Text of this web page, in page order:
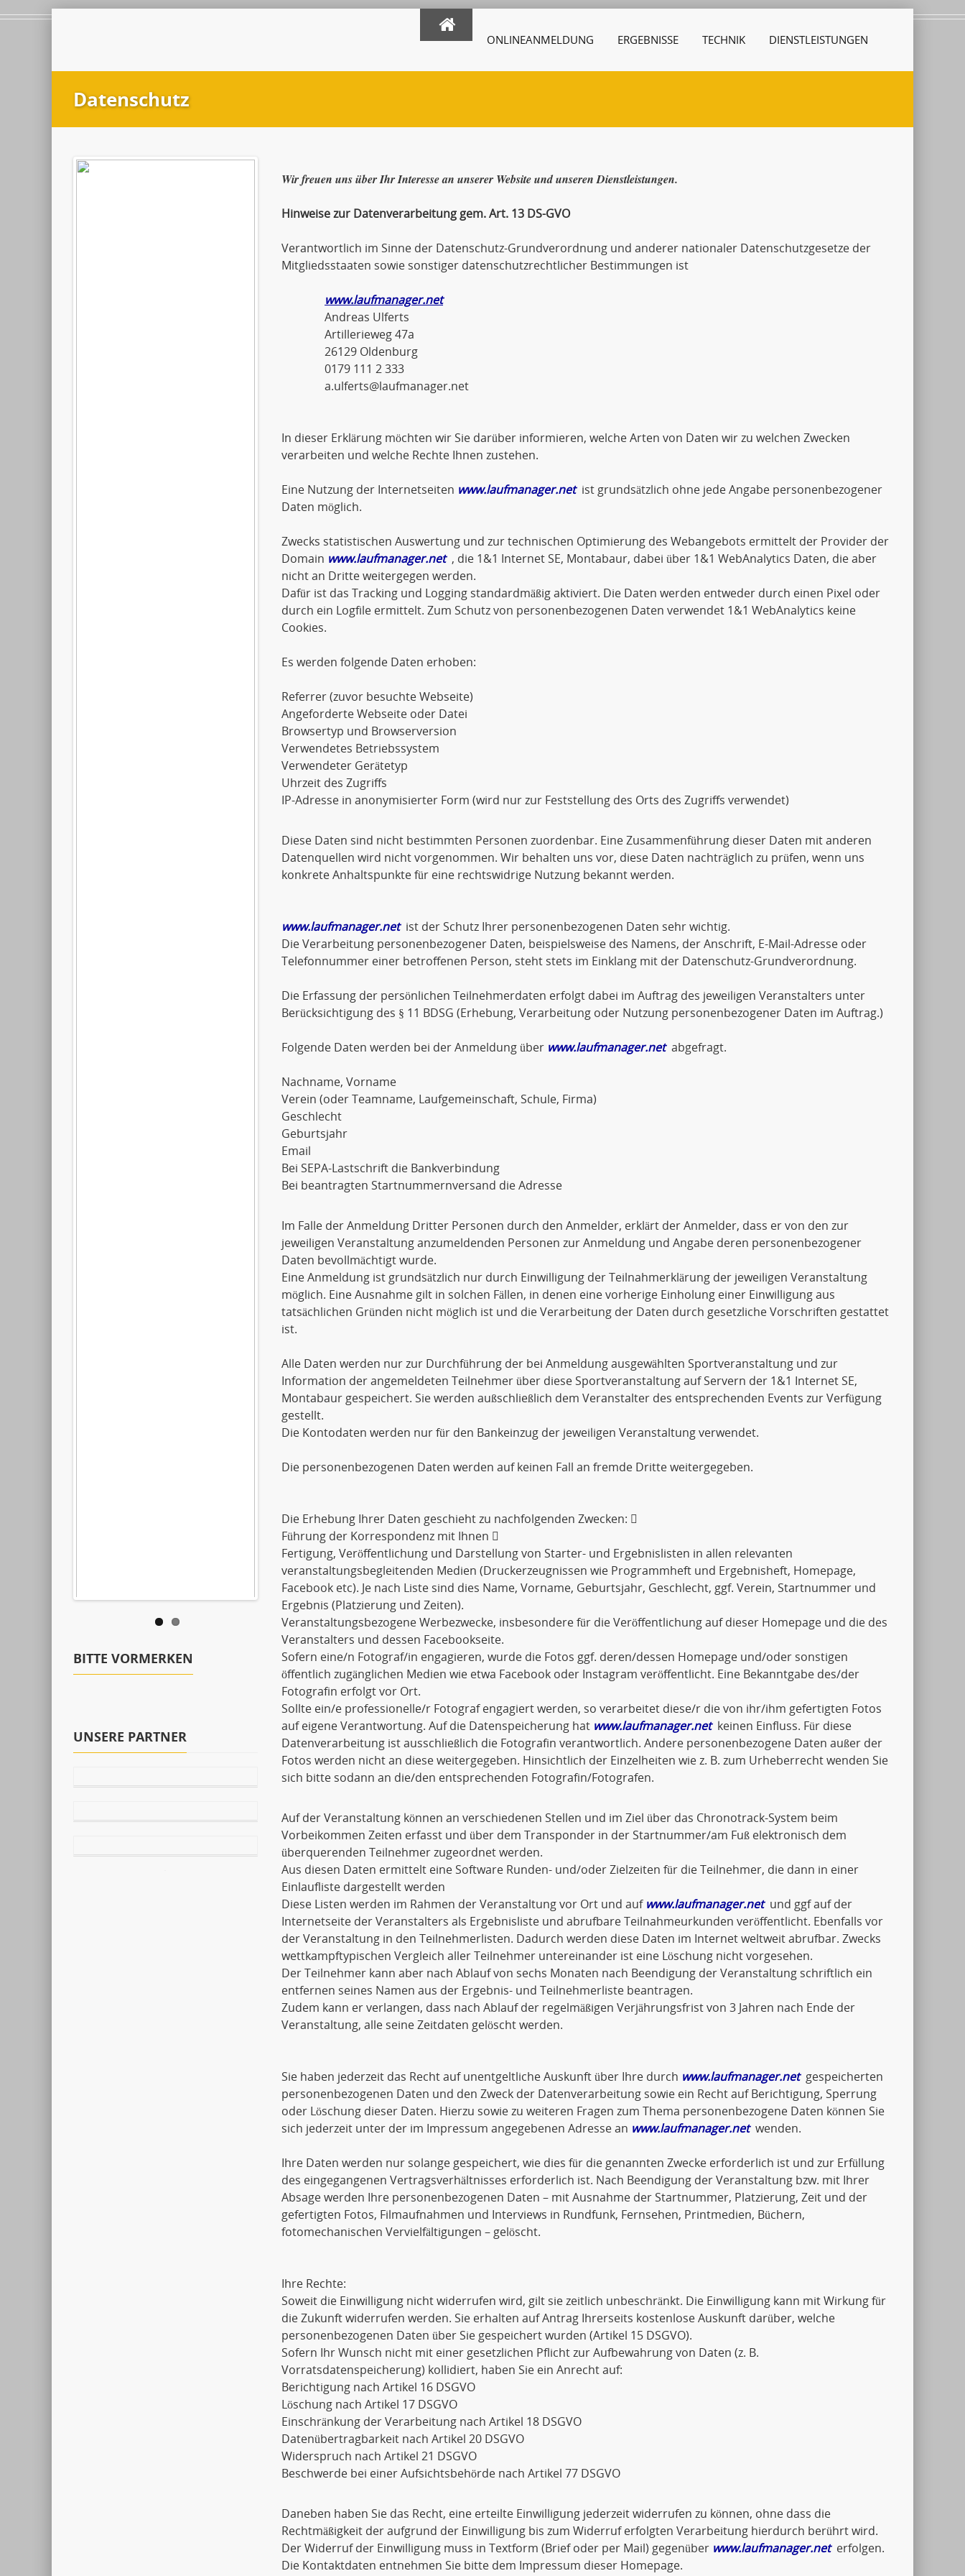
ONLINEANMELDUNG ERGEBNISSE TECHNIK DIENSTLEISTUNGEN
Datenschutz
BITTE VORMERKEN
UNSERE PARTNER
Wir freuen uns über Ihr Interesse an unserer Website und unseren Dienstleistungen.
Hinweise zur Datenverarbeitung gem. Art. 13 DS-GVO
Verantwortlich im Sinne der Datenschutz-Grundverordnung und anderer nationaler Datenschutzgesetze der
Mitgliedsstaaten sowie sonstiger datenschutzrechtlicher Bestimmungen ist
www.laufmanager.net
Andreas Ulferts
Artillerieweg 47a
26129 Oldenburg
0179 111 2 333
a.ulferts@laufmanager.net
In dieser Erklärung möchten wir Sie darüber informieren, welche Arten von Daten wir zu welchen Zwecken
verarbeiten und welche Rechte Ihnen zustehen.
Eine Nutzung der Internetseiten www.laufmanager.netist grundsätzlich ohne jede Angabe personenbezogener
Daten möglich.
Zwecks statistischen Auswertung und zur technischen Optimierung des Webangebots ermittelt der Provider der
Domain www.laufmanager.net, die 1&1 Internet SE, Montabaur, dabei über 1&1 WebAnalytics Daten, die aber
nicht an Dritte weitergegen werden.
Dafür ist das Tracking und Logging standardmäßig aktiviert. Die Daten werden entweder durch einen Pixel oder
durch ein Logfile ermittelt. Zum Schutz von personenbezogenen Daten verwendet 1&1 WebAnalytics keine
Cookies.
Es werden folgende Daten erhoben:
Referrer (zuvor besuchte Webseite)
Angeforderte Webseite oder Datei
Browsertyp und Browserversion
Verwendetes Betriebssystem
Verwendeter Gerätetyp
Uhrzeit des Zugriffs
IP-Adresse in anonymisierter Form (wird nur zur Feststellung des Orts des Zugriffs verwendet)
Diese Daten sind nicht bestimmten Personen zuordenbar. Eine Zusammenführung dieser Daten mit anderen
Datenquellen wird nicht vorgenommen. Wir behalten uns vor, diese Daten nachträglich zu prüfen, wenn uns
konkrete Anhaltspunkte für eine rechtswidrige Nutzung bekannt werden.
www.laufmanager.netist der Schutz Ihrer personenbezogenen Daten sehr wichtig.
Die Verarbeitung personenbezogener Daten, beispielsweise des Namens, der Anschrift, E-Mail-Adresse oder
Telefonnummer einer betroffenen Person, steht stets im Einklang mit der Datenschutz-Grundverordnung.
Die Erfassung der persönlichen Teilnehmerdaten erfolgt dabei im Auftrag des jeweiligen Veranstalters unter
Berücksichtigung des § 11 BDSG (Erhebung, Verarbeitung oder Nutzung personenbezogener Daten im Auftrag.)
Folgende Daten werden bei der Anmeldung über www.laufmanager.netabgefragt.
Nachname, Vorname
Verein (oder Teamname, Laufgemeinschaft, Schule, Firma)
Geschlecht
Geburtsjahr
Email
Bei SEPA-Lastschrift die Bankverbindung
Bei beantragten Startnummernversand die Adresse
Im Falle der Anmeldung Dritter Personen durch den Anmelder, erklärt der Anmelder, dass er von den zur
jeweiligen Veranstaltung anzumeldenden Personen zur Anmeldung und Angabe deren personenbezogener
Daten bevollmächtigt wurde.
Eine Anmeldung ist grundsätzlich nur durch Einwilligung der Teilnahmerklärung der jeweiligen Veranstaltung
möglich. Eine Ausnahme gilt in solchen Fällen, in denen eine vorherige Einholung einer Einwilligung aus
tatsächlichen Gründen nicht möglich ist und die Verarbeitung der Daten durch gesetzliche Vorschriften gestattet
ist.
Alle Daten werden nur zur Durchführung der bei Anmeldung ausgewählten Sportveranstaltung und zur
Information der angemeldeten Teilnehmer über diese Sportveranstaltung auf Servern der 1&1 Internet SE,
Montabaur gespeichert. Sie werden außschließlich dem Veranstalter des entsprechenden Events zur Verfügung
gestellt.
Die Kontodaten werden nur für den Bankeinzug der jeweiligen Veranstaltung verwendet.
Die personenbezogenen Daten werden auf keinen Fall an fremde Dritte weitergegeben.
Die Erhebung Ihrer Daten geschieht zu nachfolgenden Zwecken: 
Führung der Korrespondenz mit Ihnen 
Fertigung, Veröffentlichung und Darstellung von Starter- und Ergebnislisten in allen relevanten
veranstaltungsbegleitenden Medien (Druckerzeugnissen wie Programmheft und Ergebnisheft, Homepage,
Facebook etc). Je nach Liste sind dies Name, Vorname, Geburtsjahr, Geschlecht, ggf. Verein, Startnummer und
Ergebnis (Platzierung und Zeiten).
Veranstaltungsbezogene Werbezwecke, insbesondere für die Veröffentlichung auf dieser Homepage und die des
Veranstalters und dessen Facebookseite.
Sofern eine/n Fotograf/in engagieren, wurde die Fotos ggf. deren/dessen Homepage und/oder sonstigen
öffentlich zugänglichen Medien wie etwa Facebook oder Instagram veröffentlicht. Eine Bekanntgabe des/der
Fotografin erfolgt vor Ort.
Sollte ein/e professionelle/r Fotograf engagiert werden, so verarbeitet diese/r die von ihr/ihm gefertigten Fotos
auf eigene Verantwortung. Auf die Datenspeicherung hat www.laufmanager.netkeinen Einfluss. Für diese
Datenverarbeitung ist ausschließlich die Fotografin verantwortlich. Andere personenbezogene Daten außer der
Fotos werden nicht an diese weitergegeben. Hinsichtlich der Einzelheiten wie z. B. zum Urheberrecht wenden Sie
sich bitte sodann an die/den entsprechenden Fotografin/Fotografen.
Auf der Veranstaltung können an verschiedenen Stellen und im Ziel über das Chronotrack-System beim
Vorbeikommen Zeiten erfasst und über dem Transponder in der Startnummer/am Fuß elektronisch dem
überquerenden Teilnehmer zugeordnet werden.
Aus diesen Daten ermittelt eine Software Runden- und/oder Zielzeiten für die Teilnehmer, die dann in einer
Einlaufliste dargestellt werden
Diese Listen werden im Rahmen der Veranstaltung vor Ort und auf www.laufmanager.netund ggf auf der
Internetseite der Veranstalters als Ergebnisliste und abrufbare Teilnahmeurkunden veröffentlicht. Ebenfalls vor
der Veranstaltung in den Teilnehmerlisten. Dadurch werden diese Daten im Internet weltweit abrufbar. Zwecks
wettkampftypischen Vergleich aller Teilnehmer untereinander ist eine Löschung nicht vorgesehen.
Der Teilnehmer kann aber nach Ablauf von sechs Monaten nach Beendigung der Veranstaltung schriftlich ein
entfernen seines Namen aus der Ergebnis- und Teilnehmerliste beantragen.
Zudem kann er verlangen, dass nach Ablauf der regelmäßigen Verjährungsfrist von 3 Jahren nach Ende der
Veranstaltung, alle seine Zeitdaten gelöscht werden.
Sie haben jederzeit das Recht auf unentgeltliche Auskunft über Ihre durch www.laufmanager.netgespeicherten
personenbezogenen Daten und den Zweck der Datenverarbeitung sowie ein Recht auf Berichtigung, Sperrung
oder Löschung dieser Daten. Hierzu sowie zu weiteren Fragen zum Thema personenbezogene Daten können Sie
sich jederzeit unter der im Impressum angegebenen Adresse an www.laufmanager.netwenden.
Ihre Daten werden nur solange gespeichert, wie dies für die genannten Zwecke erforderlich ist und zur Erfüllung
des eingegangenen Vertragsverhältnisses erforderlich ist. Nach Beendigung der Veranstaltung bzw. mit Ihrer
Absage werden Ihre personenbezogenen Daten – mit Ausnahme der Startnummer, Platzierung, Zeit und der
gefertigten Fotos, Filmaufnahmen und Interviews in Rundfunk, Fernsehen, Printmedien, Büchern,
fotomechanischen Vervielfältigungen – gelöscht.
Ihre Rechte:
Soweit die Einwilligung nicht widerrufen wird, gilt sie zeitlich unbeschränkt. Die Einwilligung kann mit Wirkung für
die Zukunft widerrufen werden. Sie erhalten auf Antrag Ihrerseits kostenlose Auskunft darüber, welche
personenbezogenen Daten über Sie gespeichert wurden (Artikel 15 DSGVO).
Sofern Ihr Wunsch nicht mit einer gesetzlichen Pflicht zur Aufbewahrung von Daten (z. B.
Vorratsdatenspeicherung) kollidiert, haben Sie ein Anrecht auf:
Berichtigung nach Artikel 16 DSGVO
Löschung nach Artikel 17 DSGVO
Einschränkung der Verarbeitung nach Artikel 18 DSGVO
Datenübertragbarkeit nach Artikel 20 DSGVO
Widerspruch nach Artikel 21 DSGVO
Beschwerde bei einer Aufsichtsbehörde nach Artikel 77 DSGVO
Daneben haben Sie das Recht, eine erteilte Einwilligung jederzeit widerrufen zu können, ohne dass die
Rechtmäßigkeit der aufgrund der Einwilligung bis zum Widerruf erfolgten Verarbeitung hierdurch berührt wird.
Der Widerruf der Einwilligung muss in Textform (Brief oder per Mail) gegenüber www.laufmanager.neterfolgen.
Die Kontaktdaten entnehmen Sie bitte dem Impressum dieser Homepage.